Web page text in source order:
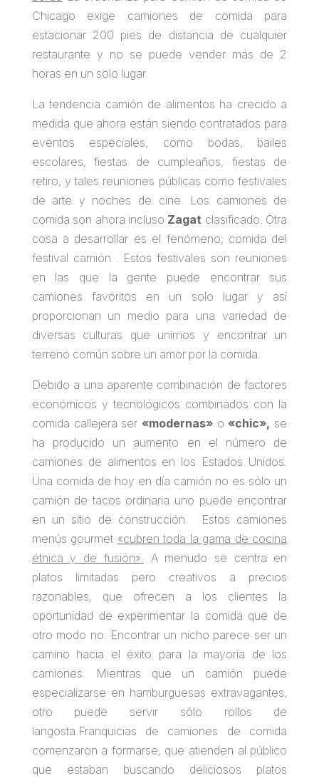
Chicago exige camiones de comida para
estacionar 200 pies de distancia de cualquier
restaurante y no se puede vender más de 2
horas en un solo lugar.
La tendencia camión de alimentos ha crecido a
medida que ahora están siendo contratados para
eventos especiales, como bodas, bailes
escolares, fiestas de cumpleaños, fiestas de
retiro, y tales reuniones públicas como festivales
de arte y noches de cine. Los camiones de
comida son ahora incluso Zagat clasificado. Otra
cosa a desarrollar es el fenómeno; comida del
festival camión . Estos festivales son reuniones
en las que la gente puede encontrar sus
camiones favoritos en un solo lugar y así
proporcionan un medio para una variedad de
diversas culturas que unirnos y encontrar un
terreno común sobre un amor por la comida.
Debido a una aparente combinación de factores
económicos y tecnológicos combinados con la
comida callejera ser «modernas» o «chic», se
ha producido un aumento en el número de
camiones de alimentos en los Estados Unidos.
Una comida de hoy en día camión no es sólo un
camión de tacos ordinaria uno puede encontrar
en un sitio de construcción. Estos camiones
menús gourmet «cubren toda la gama de cocina
étnica y de fusión». A menudo se centra en
platos limitadas pero creativos a precios
razonables, que ofrecen a los clientes la
oportunidad de experimentar la comida que de
otro modo no. Encontrar un nicho parece ser un
camino hacia el éxito para la mayoría de los
camiones. Mientras que un camión puede
especializarse en hamburguesas extravagantes,
otro puede servir sólo rollos de
langosta.Franquicias de camiones de comida
comenzaron a formarse, que atienden al público
que estaban buscando deliciosos platos